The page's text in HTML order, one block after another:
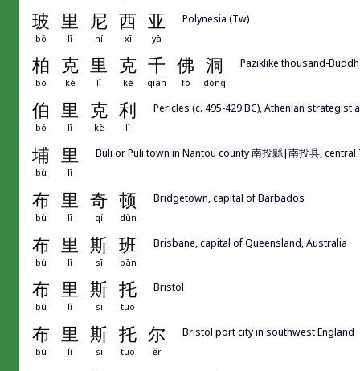
玻 里 尼 西 亚
bō lǐ ní xī yà
Polynesia (Tw)
柏 克 里 克 千 佛 洞
bó kè lǐ kè qiān fó dòng
Paziklike thousand-
伯 里 克 利
bó lǐ kè lì
Pericles (c. 495-429 BC), Athenian
埔 里
bù lǐ
Buli or Puli town in Nantou county 南投縣|南投县, central
布 里 奇 顿
bù lǐ qí dùn
Bridgetown, capital of Barbados
布 里 斯 班
bù lǐ sī bān
Brisbane, capital of Queensland, Australia
布 里 斯 托
bù lǐ sī tuō
Bristol
布 里 斯 托 尔
bù lǐ sī tuō ěr
Bristol port city in southwest England